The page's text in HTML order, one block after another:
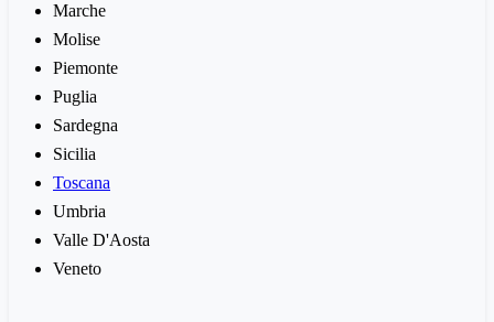
Marche
Molise
Piemonte
Puglia
Sardegna
Sicilia
Toscana
Umbria
Valle D'Aosta
Veneto